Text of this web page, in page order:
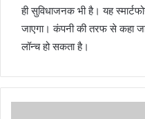
ही सुविधाजनक भी है। यह
जाएगा। कंपनी की तरफ से कहा
लॉन्च हो सकता है।